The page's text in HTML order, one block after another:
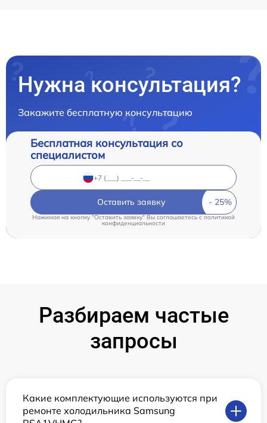
Нужна консультация?
Закажите бесплатную консультацию
Бесплатная консультация со
специалистом
Оставить заявку
Нажимая на кнопку "Оставить заявку" Вы соглашаетесь c политикой
конфиденциальности
Разбираем частые
запросы
Какие комплектующие используются при
ремонте холодильника Samsung